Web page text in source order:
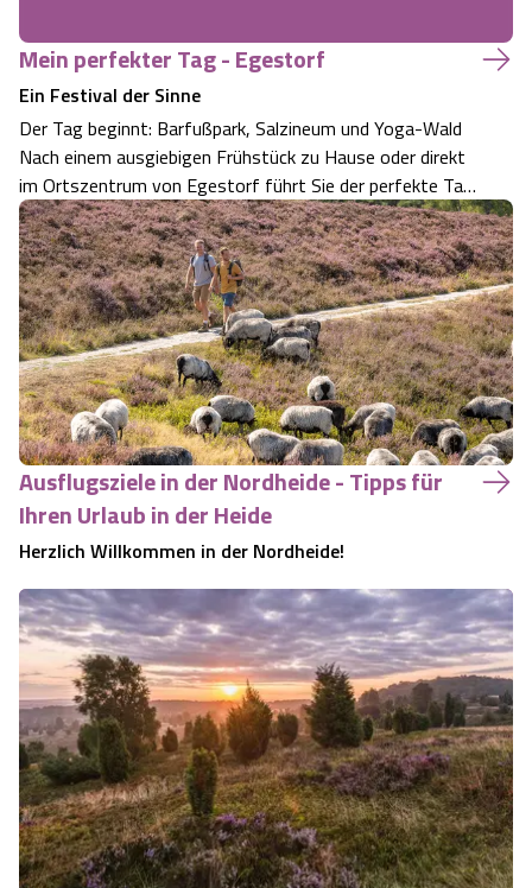
Mein perfekter Tag - Egestorf
Ein Festival der Sinne
Der Tag beginnt: Barfußpark, Salzineum und Yoga-Wald
Nach einem ausgiebigen Frühstück zu Hause oder direkt
im Ortszentrum von Egestorf führt Sie der perfekte Tag
in Egestorf zunächst in den Barfußpark. Hier heißt es
„raus aus den Schuhen“ und auf 2,7 km Länge 60
Sinnesstationen barfuß entdecken. Vi…
Ausflugsziele in der Nordheide - Tipps für
Ihren Urlaub in der Heide
Herzlich Willkommen in der Nordheide!